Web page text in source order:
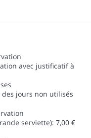
avec justificatif à
jours non utilisés
serviette): 7,00 €